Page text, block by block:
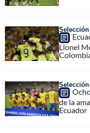
Lionel
de la
Ecuador